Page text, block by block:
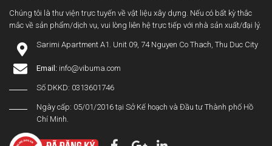
Chúng tôi là thư viện trực tuyến về vật liệu xây dựng. Nếu có bất kỳ thắc
mắc về sản phẩm/dịch vụ, vui lòng liên hệ trực tiếp với nhà sản xuất/đại lý.
Sarimi Apartment A1. Unit 09, 74 Nguyen Co Thach, Thu Duc City
Email: info@vibuma.com
Số DKKD: 0313601746
Ngày cấp: 05/01/2016 tại Sở Kế hoạch và Đầu tư Thành phố Hồ
Chí Minh.